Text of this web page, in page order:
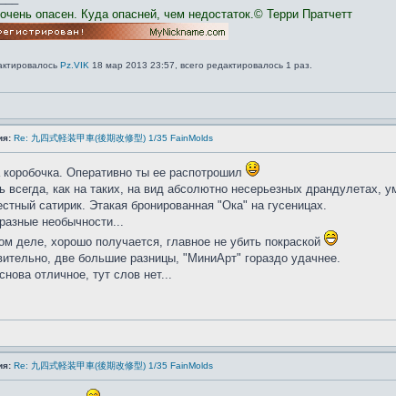
опасен. Куда опасней, чем недостаток.© Терри Пратчетт
Pz.VIK 18 мар 2013 23:57, всего редактировалось 1 раз.
Re: 九四式軽装甲車(後期改修型) 1/35 FainMolds
Оперативно ты ее распотрошил
всегда, как на таких, на вид абсолютно несерьезных
сатирик. Этакая бронированная "Ока" на гусеницах.
необычности...
деле, хорошо получается, главное не убить покраской
две большие разницы, "МиниАрт" гораздо удачнее.
отличное, тут слов нет...
Re: 九四式軽装甲車(後期改修型) 1/35 FainMolds